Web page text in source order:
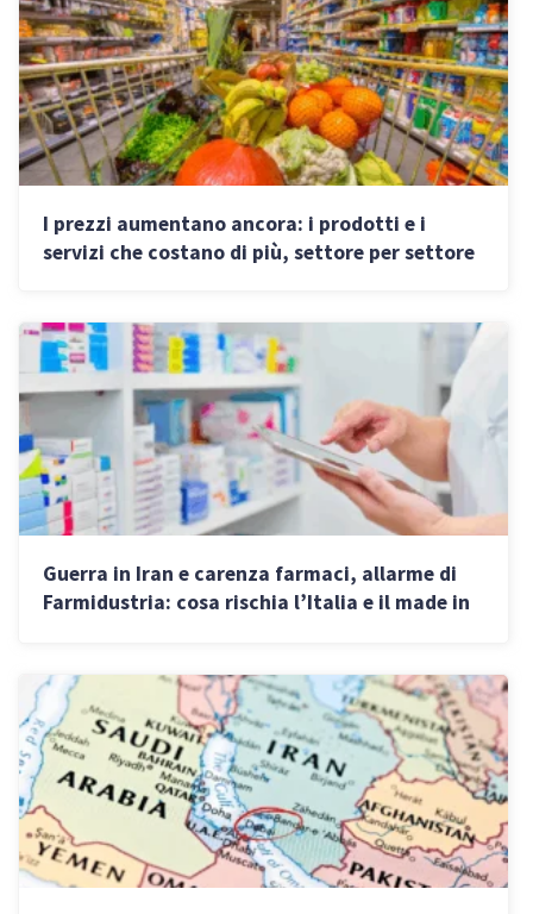
I prezzi aumentano ancora: i prodotti e i
servizi che costano di più, settore per settore
Guerra in Iran e carenza farmaci, allarme di
Farmidustria: cosa rischia l’Italia e il made in